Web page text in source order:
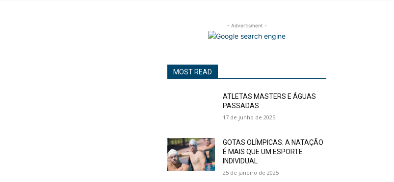
- Advertisment -
MOST READ
ATLETAS MASTERS E ÁGUAS
PASSADAS
17 de junho de 2025
GOTAS OLÍMPICAS: A NATAÇÃO
É MAIS QUE UM ESPORTE
INDIVIDUAL
25 de janeiro de 2025